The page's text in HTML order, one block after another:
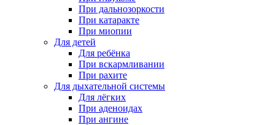
При дальнозоркости
При катаракте
При миопии
Для детей
Для ребёнка
При вскармливании
При рахите
Для дыхательной системы
Для лёгких
При аденоидах
При ангине